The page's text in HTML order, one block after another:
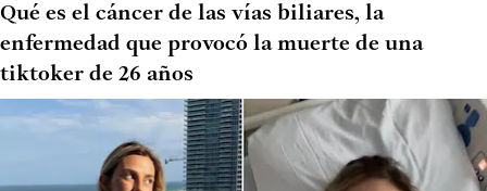
Qué es el cáncer de las vías biliares, la
enfermedad que provocó la muerte de una
tiktoker de 26 años